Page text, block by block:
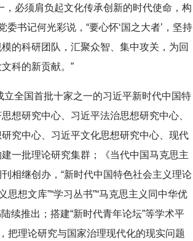
必须肩负起文化传承创新的时代使命，构
书记何光彩说，“要心怀‘国之大者’，坚持
的科研团队，汇聚众智、集中攻关，为回
科的新贡献。”
全国首批十家之一的习近平新时代中国特
想研究中心、习近平法治思想研究中心、
究中心、习近平文化思想研究中心、现代
一批理论研究集群；《当代中国马克思主
相继创办，“新时代中国特色社会主义理论
想文库”“学习丛书”“马克思主义同中华优
续推出；搭建“新时代青年论坛”等学术平
把理论研究与国家治理现代化的现实问题